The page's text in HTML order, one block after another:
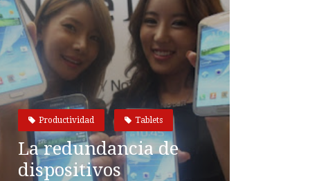
Productividad Tablets
La redundancia de
dispositivos